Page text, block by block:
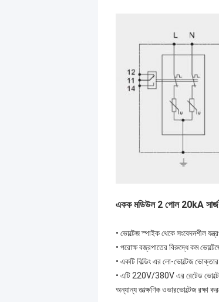
একক মডিউল 2 পোল 20kA সার্জ
• ভোল্টেজ স্পাইক থেকে সংবেদনশীল
• পরোক্ষ বজ্রপাতের বিরুদ্ধে কম
• একটি বিল্ডিং এর লো-ভোল্টেজ
• এটি 220V/380V এর রেটেড
অন্যান্য তাত্ক্ষণিক ওভারভোল্টেজ রক্ষা